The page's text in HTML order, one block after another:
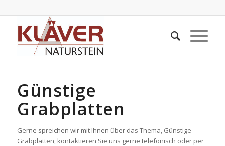
Günstige
Grabplatten
Gerne spreichen wir mit Ihnen über das Thema, Günstige
Grabplatten, kontaktieren Sie uns gerne telefonisch oder per